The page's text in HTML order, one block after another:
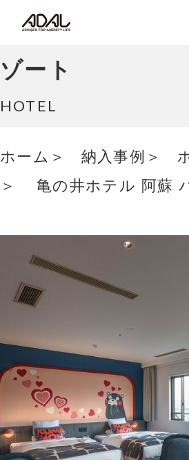
コラム
サポート情報
はたらく家具（広
最新情報/ニュー
採用情報
亀の井ホテル 阿
ゾート
HOTEL
ホーム 納入事例
亀の井ホテル 阿蘇